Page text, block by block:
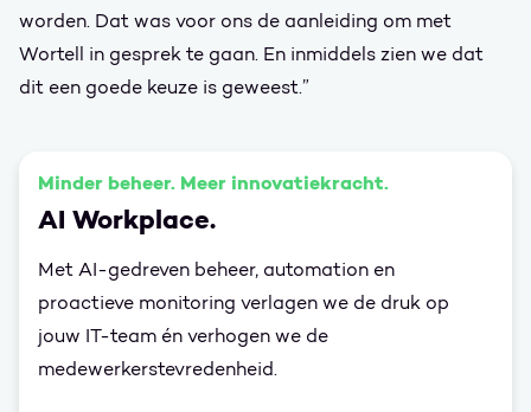
worden. Dat was voor ons de aanleiding om met
Wortell in gesprek te gaan. En inmiddels zien we dat
dit een goede keuze is geweest.”
Minder beheer. Meer innovatiekracht.
AI Workplace.
Met AI-gedreven beheer, automation en
proactieve monitoring verlagen we de druk op
jouw IT-team én verhogen we de
medewerkerstevredenheid.